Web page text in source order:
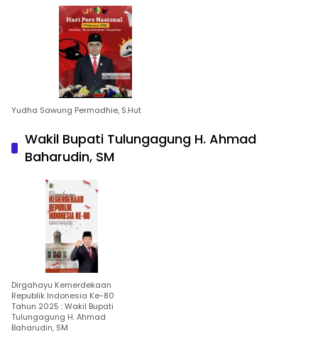
Yudha Sawung Permadhie, S.Hut
Wakil Bupati Tulungagung H. Ahmad
Baharudin, SM
Dirgahayu Kemerdekaan
Republik Indonesia Ke-80
Tahun 2025 : Wakil Bupati
Tulungagung H. Ahmad
Baharudin, SM